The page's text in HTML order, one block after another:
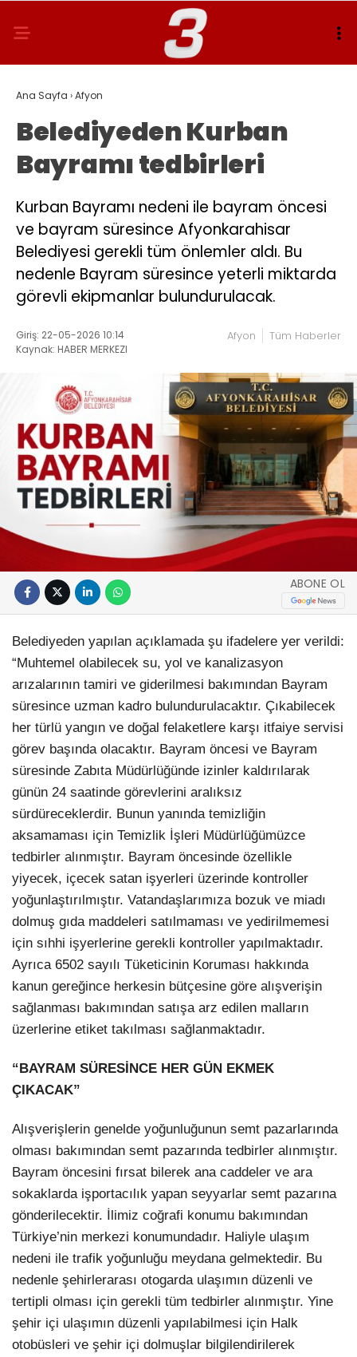
Ana Sayfa ›Afyon
Belediyeden Kurban
Bayramı tedbirleri
Kurban Bayramı nedeni ile bayram öncesi
ve bayram süresince Afyonkarahisar
Belediyesi gerekli tüm önlemler aldı. Bu
nedenle Bayram süresince yeterli miktarda
görevli ekipmanlar bulundurulacak.
Giriş: 22-05-2026 10:14
Kaynak: HABER MERKEZI
Afyon Tüm Haberler
ABONE OL
Belediyeden yapılan açıklamada şu ifadelere yer verildi:
“Muhtemel olabilecek su, yol ve kanalizasyon
arızalarının tamiri ve giderilmesi bakımından Bayram
süresince uzman kadro bulundurulacaktır. Çıkabilecek
her türlü yangın ve doğal felaketlere karşı itfaiye servisi
görev başında olacaktır. Bayram öncesi ve Bayram
süresinde Zabıta Müdürlüğünde izinler kaldırılarak
günün 24 saatinde görevlerini aralıksız
sürdüreceklerdir. Bunun yanında temizliğin
aksamaması için Temizlik İşleri Müdürlüğümüzce
tedbirler alınmıştır. Bayram öncesinde özellikle
yiyecek, içecek satan işyerleri üzerinde kontroller
yoğunlaştırılmıştır. Vatandaşlarımıza bozuk ve miadı
dolmuş gıda maddeleri satılmaması ve yedirilmemesi
için sıhhi işyerlerine gerekli kontroller yapılmaktadır.
Ayrıca 6502 sayılı Tüketicinin Koruması hakkında
kanun gereğince herkesin bütçesine göre alışverişin
sağlanması bakımından satışa arz edilen malların
üzerlerine etiket takılması sağlanmaktadır.
“BAYRAM SÜRESİNCE HER GÜN EKMEK
ÇIKACAK”
Alışverişlerin genelde yoğunluğunun semt pazarlarında
olması bakımından semt pazarında tedbirler alınmıştır.
Bayram öncesini fırsat bilerek ana caddeler ve ara
sokaklarda işportacılık yapan seyyarlar semt pazarına
gönderilecektir. İlimiz coğrafi konumu bakımından
Türkiye’nin merkezi konumundadır. Haliyle ulaşım
nedeni ile trafik yoğunluğu meydana gelmektedir. Bu
nedenle şehirlerarası otogarda ulaşımın düzenli ve
tertipli olması için gerekli tüm tedbirler alınmıştır. Yine
şehir içi ulaşımın düzenli yapılabilmesi için Halk
otobüsleri ve şehir içi dolmuşlar bilgilendirilerek